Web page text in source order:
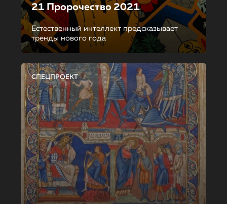
21 Пророчество 2021
Естественный интеллект предсказывает
тренды нового года
СПЕЦПРОЕКТ